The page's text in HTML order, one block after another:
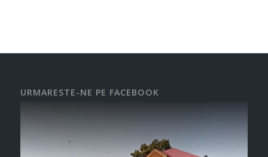
URMARESTE-NE PE FACEBOOK